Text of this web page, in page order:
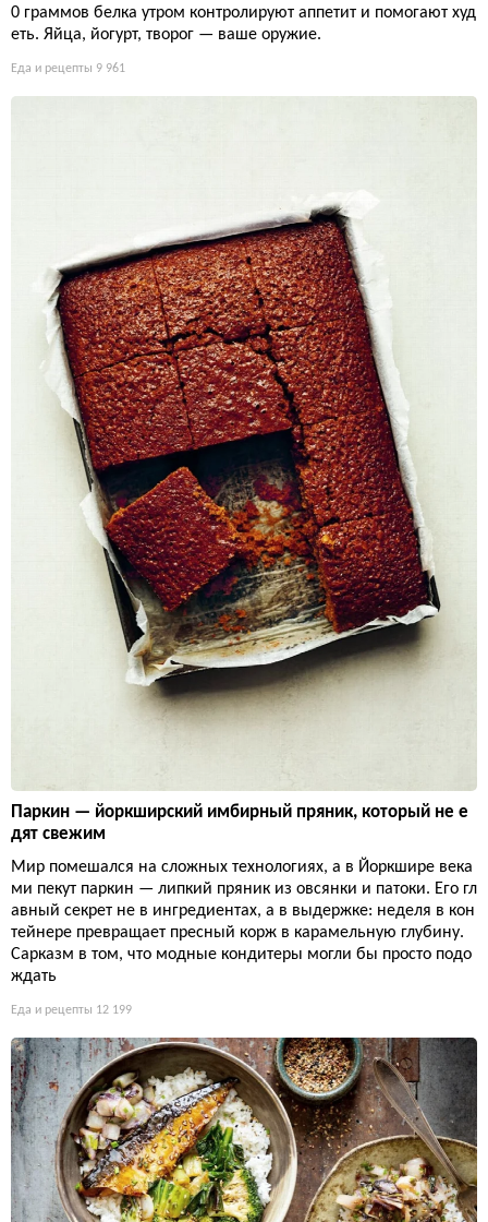
0 граммов белка утром контролируют аппетит и помогают худ
еть. Яйца, йогурт, творог — ваше оружие.
Еда и рецепты 9 961
Паркин — йоркширский имбирный пряник, который не е
дят свежим
Мир помешался на сложных технологиях, а в Йоркшире века
ми пекут паркин — липкий пряник из овсянки и патоки. Его гл
авный секрет не в ингредиентах, а в выдержке: неделя в кон
тейнере превращает пресный корж в карамельную глубину.
Сарказм в том, что модные кондитеры могли бы просто подо
ждать
Еда и рецепты 12 199